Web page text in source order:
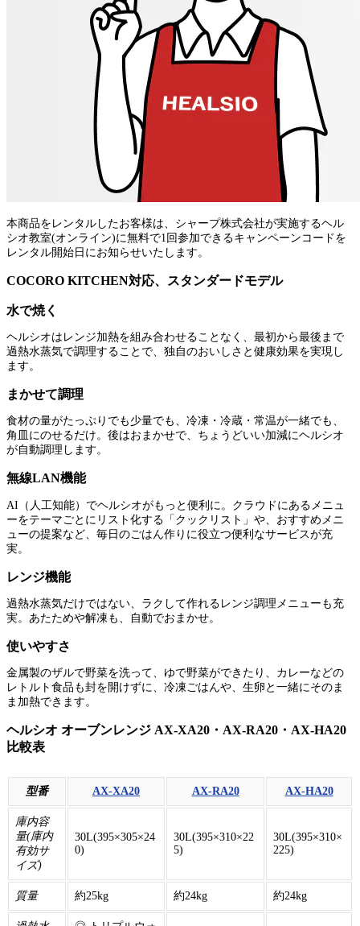
本商品をレンタルしたお客様は、シャープ株式会社が実施するヘル
シオ教室(オンライン)に無料で1回参加できるキャンペーンコードを
レンタル開始日にお知らせいたします。
COCORO KITCHEN対応、スタンダードモデル
水で焼く
ヘルシオはレンジ加熱を組み合わせることなく、最初から最後まで
過熱水蒸気で調理することで、独自のおいしさと健康効果を実現し
ます。
まかせて調理
食材の量がたっぷりでも少量でも、冷凍・冷蔵・常温が一緒でも、
角皿にのせるだけ。後はおまかせで、ちょうどいい加減にヘルシオ
が自動調理します。
無線LAN機能
AI（人工知能）でヘルシオがもっと便利に。クラウドにあるメニュ
ーをテーマごとにリスト化する「クックリスト」や、おすすめメニ
ューの提案など、毎日のごはん作りに役立つ便利なサービスが充
実。
レンジ機能
過熱水蒸気だけではない、ラクして作れるレンジ調理メニューも充
実。あたためや解凍も、自動でおまかせ。
使いやすさ
金属製のザルで野菜を洗って、ゆで野菜ができたり、カレーなどの
レトルト食品も封を開けずに、冷凍ごはんや、生卵と一緒にそのま
ま加熱できます。
ヘルシオ オーブンレンジ AX-XA20・AX-RA20・AX-HA20
比較表
型番 AX-XA20 AX-RA20 AX-HA20
庫内容
量(庫内
有効サ
イズ)
30L(395×305×24
0)
30L(395×310×22
5)
30L(395×310×
225)
質量 約25kg 約24kg 約24kg